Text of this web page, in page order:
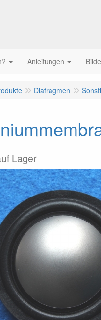
Anleitungen
Diafragmen
Lager